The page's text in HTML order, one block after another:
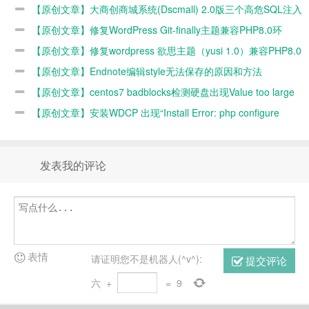
的方法【原创文章】大商创商城系统(Dscmall) 2.0版三个高危SQL注入
漏洞修复【原创文章】修复WordPress Git-finally主题兼容PHP8.0环
境
【原创文章】修复wordpress 欲思主题（yusi 1.0）兼容PHP8.0
环境
【原创文章】Endnote编辑style无法保存的原因和方法
【原创文章】centos7 badblocks检测硬盘出现Value too large
for defined data type错误的原因和解决办法
【原创文章】安装WDCP 出现“Install Error: php configure
发表我的评论
提交评论
请证明您不是机器人(^v^):
六 + = 9
表情